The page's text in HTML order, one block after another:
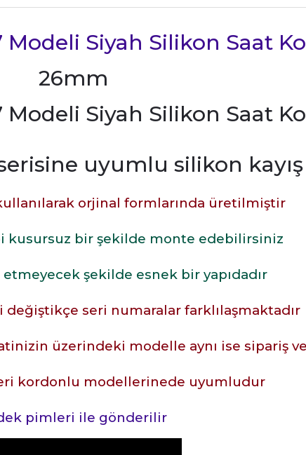
Modeli Siyah Silikon Saat
26mm
Modeli Siyah Silikon Saat
uyumlu silikon kayış
orjinal formlarında üretilmiştir
kusursuz bir şekilde monte edebilirsiniz
şekilde esnek bir yapıdadır
değiştikçe seri numaralar farklılaşmaktadır
üzerindeki modelle aynı ise sipariş
kordonlu modellerinede uyumludur
pimleri ile gönderilir